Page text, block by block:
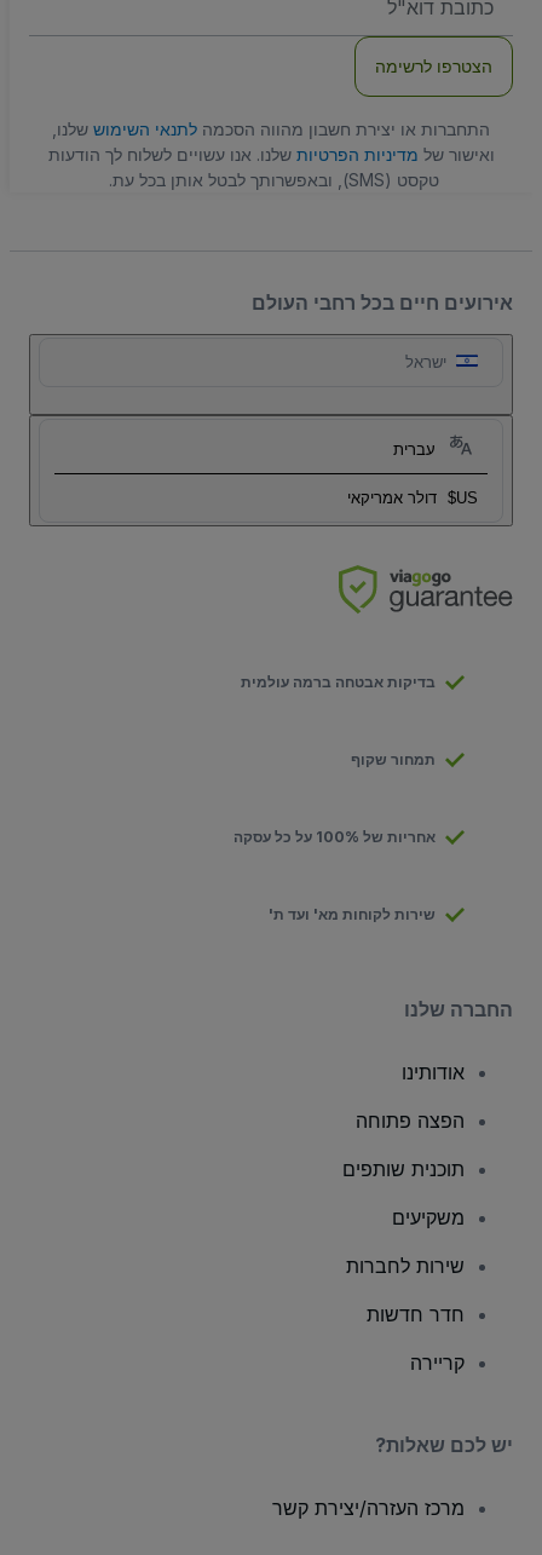
שלכם
הצטרפו לרשימה
התחברות או יצירת חשבון מהווה הסכמהלתנאי השימוששלנו,
ואישור שלמדיניות הפרטיותשלנו. אנו עשויים לשלוח לך הודעות
טקסט (SMS), ובאפשרותך לבטל אותן בכל עת.
אירועים חיים בכל רחבי העולם
ישראל
עברית
US$ דולר אמריקאי
בדיקות אבטחה ברמה עולמית
תמחור שקוף
אחריות של 100% על כל עסקה
שירות לקוחות מא' ועד ת'
החברה שלנו
אודותינו
הפצה פתוחה
תוכנית שותפים
משקיעים
שירות לחברות
חדר חדשות
קריירה
יש לכם שאלות?
מרכז העזרה/יצירת קשר